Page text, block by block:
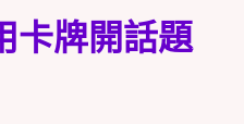
卡牌開話題